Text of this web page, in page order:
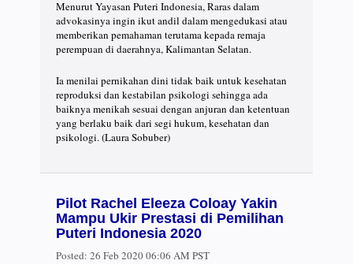
Menurut Yayasan Puteri Indonesia, Raras dalam
advokasinya ingin ikut andil dalam mengedukasi atau
memberikan pemahaman terutama kepada remaja
perempuan di daerahnya, Kalimantan Selatan.
Ia menilai pernikahan dini tidak baik untuk kesehatan
reproduksi dan kestabilan psikologi sehingga ada
baiknya menikah sesuai dengan anjuran dan ketentuan
yang berlaku baik dari segi hukum, kesehatan dan
psikologi. (Laura Sobuber)
Pilot Rachel Eleeza Coloay Yakin
Mampu Ukir Prestasi di Pemilihan
Puteri Indonesia 2020
Posted: 26 Feb 2020 06:06 AM PST